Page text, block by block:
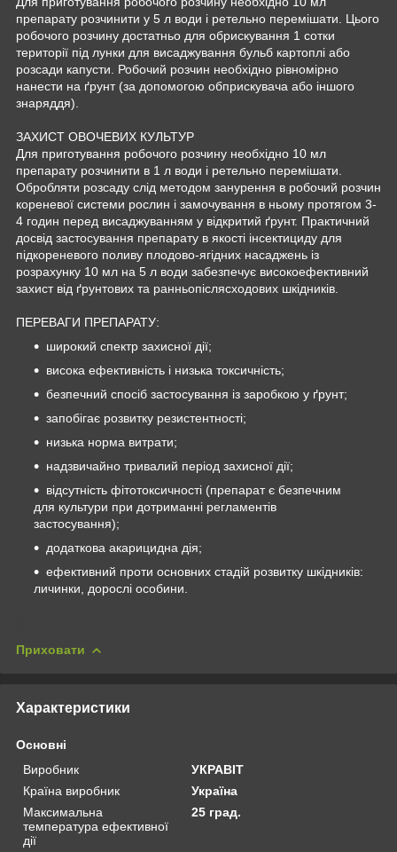
препарату розчинити у 5 л води і ретельно перемішати. Цього
робочого розчину достатньо для обрискування 1 сотки
території під лунки для висаджування бульб картоплі або
розсади капусти. Робочий розчин необхідно рівномірно
нанести на ґрунт (за допомогою обприскувача або іншого
знаряддя).
ЗАХИСТ ОВОЧЕВИХ КУЛЬТУР
Для приготування робочого розчину необхідно 10 мл
препарату розчинити в 1 л води і ретельно перемішати.
Обробляти розсаду слід методом занурення в робочий розчин
кореневої системи рослин і замочування в ньому протягом 3-
4 годин перед висаджуванням у відкритий ґрунт. Практичний
досвід застосування препарату в якості інсектициду для
підкореневого поливу плодово-ягідних насаджень із
розрахунку 10 мл на 5 л води забезпечує високоефективний
захист від ґрунтових та ранньопіслясходових шкідників.
ПЕРЕВАГИ ПРЕПАРАТУ:
широкий спектр захисної дії;
висока ефективність і низька токсичність;
безпечний спосіб застосування із заробкою у ґрунт;
запобігає розвитку резистентності;
низька норма витрати;
надзвичайно тривалий період захисної дії;
відсутність фітотоксичності (препарат є безпечним
для культури при дотриманні регламентів
застосування);
додаткова акарицидна дія;
ефективний проти основних стадій розвитку шкідників:
личинки, дорослі особини.
Приховати
Характеристики
Основні
Виробник
УКРАВІТ
Країна виробник
Україна
Максимальна
температура ефективної
дії
25 град.